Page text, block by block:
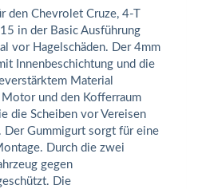
den Chevrolet Cruze, 4-T
in der Basic Ausführung
vor Hagelschäden. Der 4mm
Innenbeschichtung und die
Material
Motor und den Kofferraum
die Scheiben vor Vereisen
Der Gummigurt sorgt für eine
Durch die zwei
gegen
Die